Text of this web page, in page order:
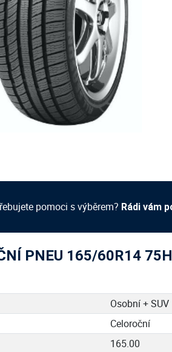
pomoci s výběrem? Rádi vám
PNEU 165/60R14
Osobní + SUV
Celoroční
165.00